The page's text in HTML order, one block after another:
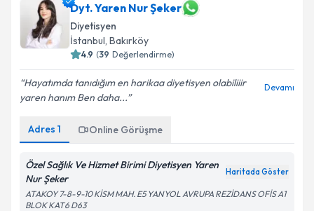
E-posta Adresiniz
Kişisel verilerimin işlenmesine ilişkinAydınlatma
Metni'ni okudum ve kişisel verilerimin belirtilen
Dyt. Yaren Nur Şeker
Diyetisyen
İstanbul, Bakırköy
4.9 (39 Değerlendirme)
Hayatımda tanıdığım en harikaa diyetisyen olabiliiir
yaren hanım Ben daha...
Devamı
Adres 1 Online Görüşme
Özel Sağlık Ve Hizmet Birimi Diyetisyen Yaren
Nur Şeker
Haritada Göster
ATAKOY 7-8-9-10 KİSM MAH. E5 YANYOL AVRUPA REZİDANS OFİS A1
BLOK KAT6 D63